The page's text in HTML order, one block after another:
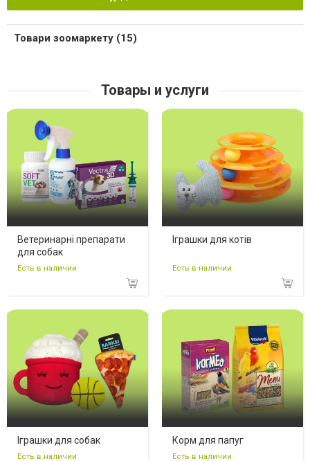
Товари зоомаркету (15)
Товары и услуги
Ветеринарні препарати
для собак
Есть в наличии
Іграшки для котів
Есть в наличии
Іграшки для собак
Есть в наличии
Корм для папуг
Есть в наличии